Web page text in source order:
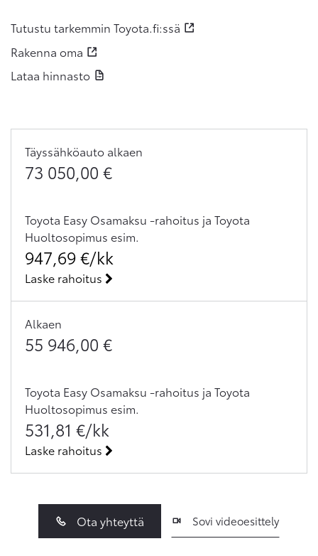
Tutustu tarkemmin Toyota.fi:ssä
Rakenna oma
Lataa hinnasto
Täyssähköauto alkaen
73 050,00 €
Toyota Easy Osamaksu -rahoitus ja Toyota
Huoltosopimus esim.
947,69€/kk
Laske rahoitus
Alkaen
55 946,00 €
Toyota Easy Osamaksu -rahoitus ja Toyota
Huoltosopimus esim.
531,81 €/kk
Laske rahoitus
Ota yhteyttä Sovi videoesittely